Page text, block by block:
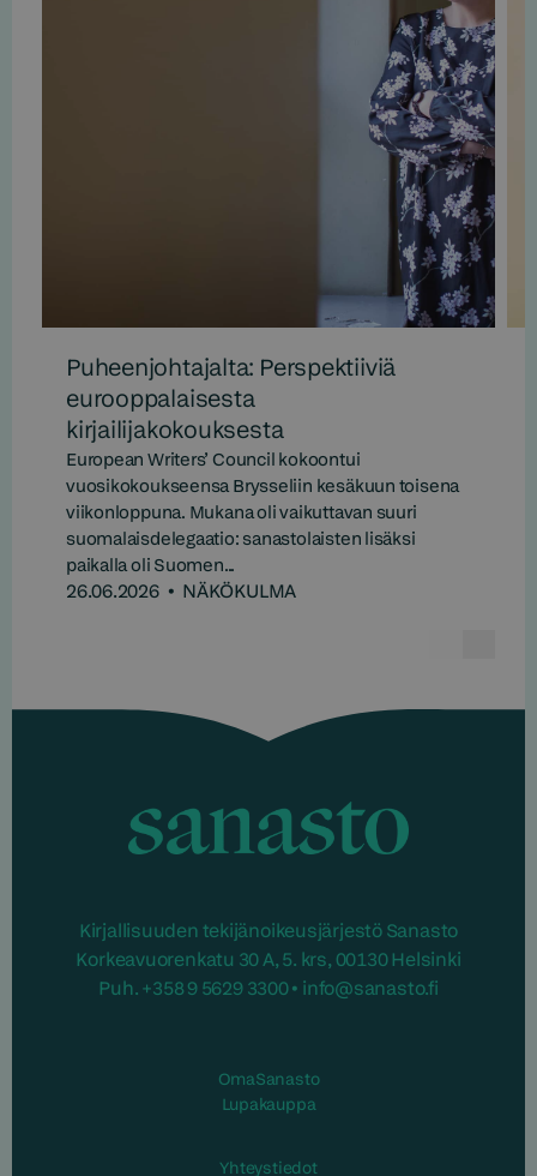
Puheenjohtajalta: Perspektiiviä
eurooppalaisesta
kirjailijakokouksesta
European Writers’ Council kokoontui
vuosikokoukseensa Brysseliin kesäkuun toisena
viikonloppuna. Mukana oli vaikuttavan suuri
suomalaisdelegaatio: sanastolaisten lisäksi
paikalla oli Suomen...
26.06.2026 • NÄKÖKULMA
Kirjallisuuden tekijänoikeusjärjestö Sanasto
Korkeavuorenkatu 30 A, 5. krs, 00130 Helsinki
Puh. +358 9 5629 3300 • info@sanasto.fi
OmaSanasto
Lupakauppa
Yhteystiedot